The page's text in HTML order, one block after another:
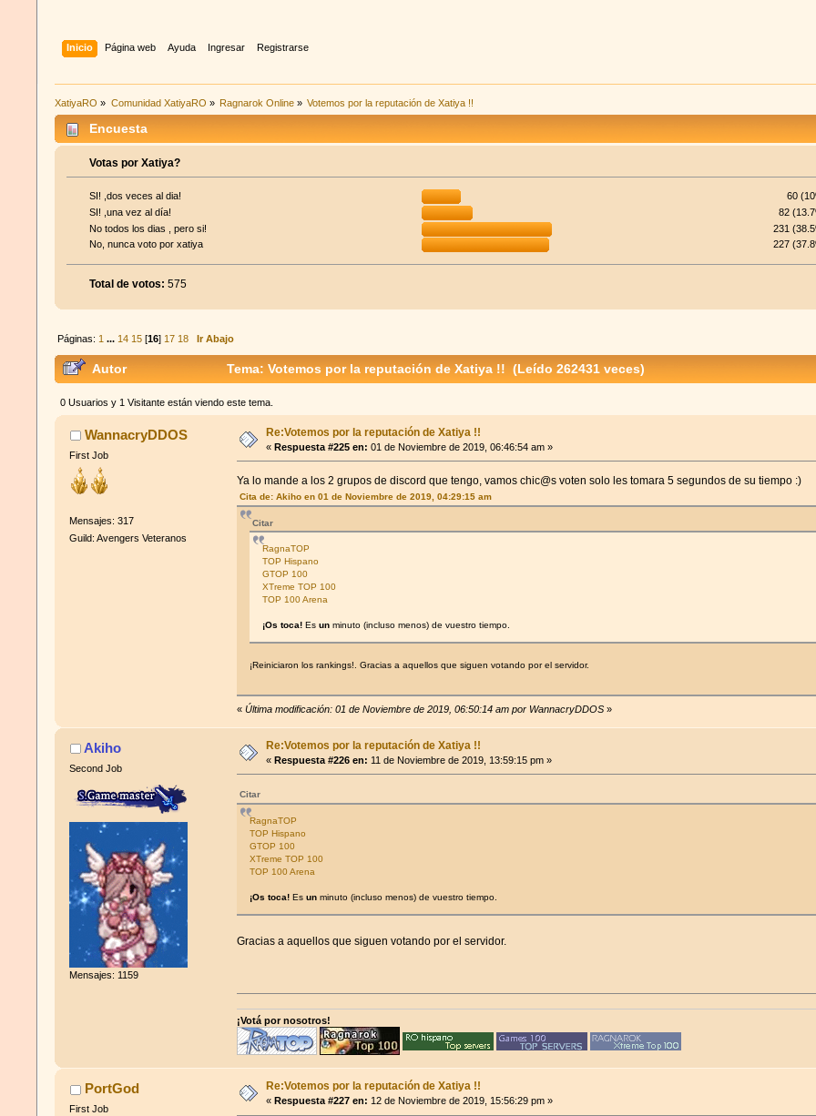
Inicio Página web Ayuda Ingresar Registrarse
XatiyaRO » Comunidad XatiyaRO » Ragnarok Online» Votemos por la reputación de Xatiya !!
Encuesta
Votas por Xatiya?
SI! ,dos veces al dia!
60
SI! ,una vez al día!
82
No todos los dias , pero si!
231
No, nunca voto por xatiya
227
Total de votos: 575
Páginas: 1 ... 14 15[16] 17 18 Ir Abajo
Autor Tema: Votemos por la reputación de Xatiya !! (Leído 262431 veces)
0 Usuarios y 1 Visitante están viendo este tema.
WannacryDDOS
First Job
Mensajes: 317
Guild: Avengers Veteranos
Re:Votemos por la reputación de Xatiya !!
«Respuesta #225 en: 01 de Noviembre de 2019, 06:46:54 am »
Ya lo mande a los 2 grupos de discord que tengo, vamos chic@s voten solo les tomara 5 segundos de su tiempo :)
Cita de: Akiho en 01 de Noviembre de 2019, 04:29:15 am
Citar
RagnaTOP
TOP Hispano
GTOP 100
XTreme TOP 100
TOP 100 Arena
¡Os toca!Es unminuto (incluso menos) de vuestro tiempo.
¡Reiniciaron los rankings!. Gracias a aquellos que siguen votando por el servidor.
« Última modificación: 01 de Noviembre de 2019, 06:50:14 am por WannacryDDOS»
Akiho
Second Job
Mensajes: 1159
Re:Votemos por la reputación de Xatiya !!
«Respuesta #226 en: 11 de Noviembre de 2019, 13:59:15 pm »
Citar
RagnaTOP
TOP Hispano
GTOP 100
XTreme TOP 100
TOP 100 Arena
¡Os toca!Es unminuto (incluso menos) de vuestro tiempo.
Gracias a aquellos que siguen votando por el servidor.
¡Votá por nosotros!
PortGod
First Job
Re:Votemos por la reputación de Xatiya !!
«Respuesta #227 en: 12 de Noviembre de 2019, 15:56:29 pm »